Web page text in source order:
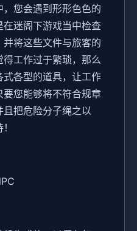
您会遇到形形色色的
迷阁下游戏当中检查
将这些文件与旅客的
工作过于繁琐，那么
各型的道具，让工作
您能够将不符合规章
把危险分子绳之以